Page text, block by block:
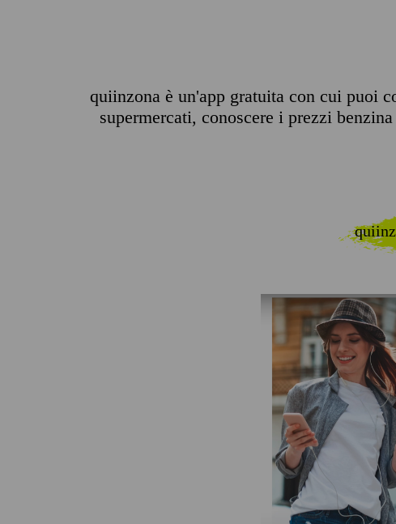
quiinzona è un'app gratuita con cui puoi
supermercati, conoscere i prezzi